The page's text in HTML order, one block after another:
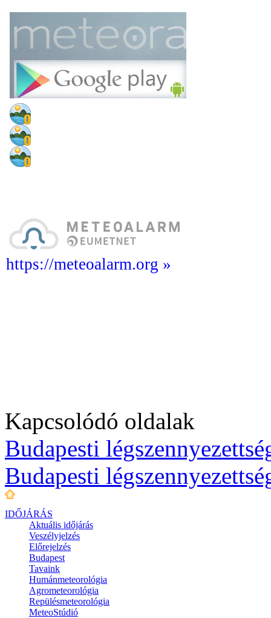
https://meteoalarm.org »
Kapcsolódó oldalak
Budapesti
Budapesti
IDŐJÁRÁS
Aktuális időjárás
Veszélyjelzés
Előrejelzés
Budapest
Tavaink
Humánmeteorológia
Agrometeorológia
Repülésmeteorológia
MeteoStúdió